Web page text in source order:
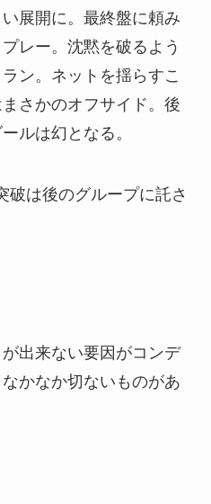
展開に。最終盤に頼み
レー。沈黙を破るよう
ン。ネットを揺らすこ
さかのオフサイド。後
ルは幻となる。
は後のグループに託さ
出来ない要因がコンデ
かなか切ないものがあ